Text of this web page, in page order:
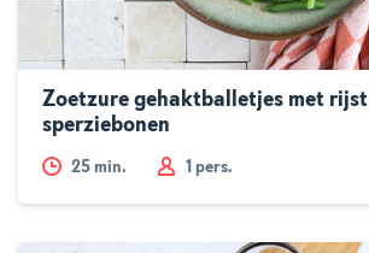
Zoetzure gehaktballetjes met
sperziebonen
25 min. 1 pers.